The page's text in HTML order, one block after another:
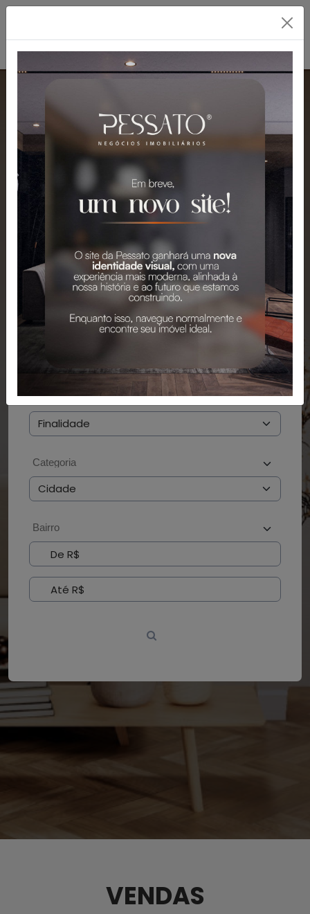
PESSATO: A MELHOR
IMOBILIÁRIA EM
GRAVATAÍ
Mais de 2.300 Imóveis para Venda e
Aluguel em Gravataí e Região.
PESQUISAR BUSCAR POR CÓDIGO
VENDAS